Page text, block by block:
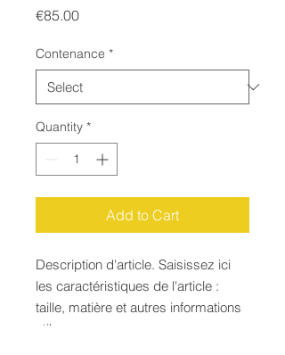
€85.00Price
Contenance *
Quantity *
Add to Cart
Description d'article. Saisissez ici
les caractéristiques de l'article :
taille, matière et autres informations
utiles.